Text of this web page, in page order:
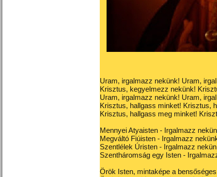
Uram, irgalmazz nekünk! Uram,
Krisztus, kegyelmezz nekünk!
Uram, irgalmazz nekünk! Uram,
Krisztus, hallgass minket! Krisztus,
Krisztus, hallgass meg minket!
Mennyei Atyaisten - Irgalmazz
Megváltó Fiúisten - Irgalmazz
Szentlélek Úristen - Irgalmazz
Szentháromság egy Isten -
Örök Isten, mintaképe a